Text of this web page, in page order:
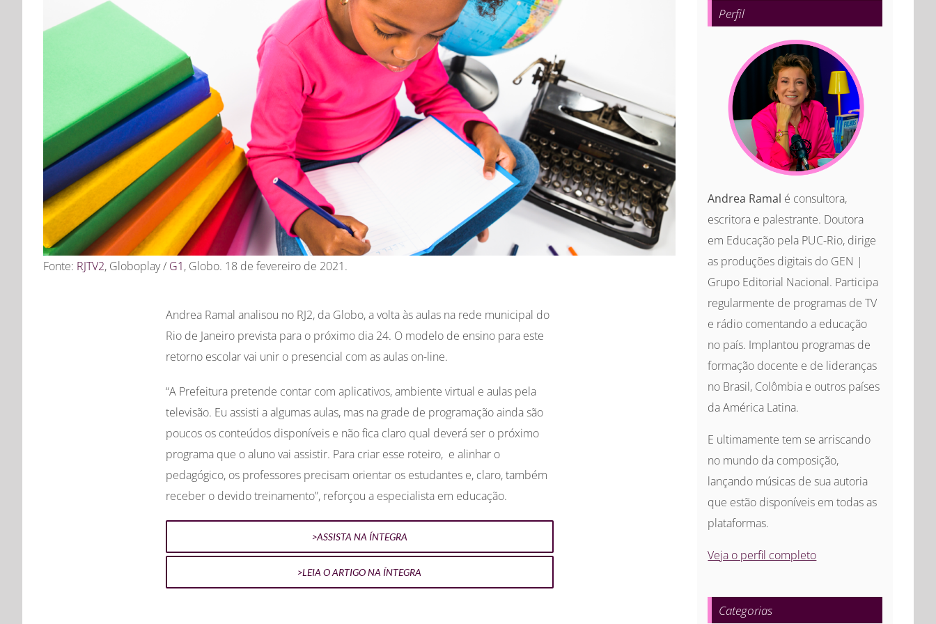
Fonte: RJTV2, Globoplay / G1, Globo. 18 de fevereiro de 2021.
Andrea Ramal analisou no RJ2, da Globo, a volta às aulas na rede municipal do
Rio de Janeiro prevista para o próximo dia 24. O modelo de ensino para este
retorno escolar vai unir o presencial com as aulas on-line.
“A Prefeitura pretende contar com aplicativos, ambiente virtual e aulas pela
televisão. Eu assisti a algumas aulas, mas na grade de programação ainda são
poucos os conteúdos disponíveis e não fica claro qual deverá ser o próximo
programa que o aluno vai assistir. Para criar esse roteiro, e alinhar o
pedagógico, os professores precisam orientar os estudantes e, claro, também
receber o devido treinamento”, reforçou a especialista em educação.
>ASSISTA NA ÍNTEGRA
>LEIA O ARTIGO NA ÍNTEGRA
Perfil
Andrea Ramal é consultora,
escritora e palestrante. Doutora
em Educação pela PUC-Rio, dirige
as produções digitais do GEN |
Grupo Editorial Nacional. Participa
regularmente de programas de TV
e rádio comentando a educação
no país. Implantou programas de
formação docente e de lideranças
no Brasil, Colômbia e outros países
da América Latina.
E ultimamente tem se arriscando
no mundo da composição,
lançando músicas de sua autoria
que estão disponíveis em todas as
plataformas.
Veja o perfil completo
Categorias